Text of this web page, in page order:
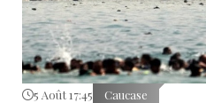
5 Août 17:45 Caucase